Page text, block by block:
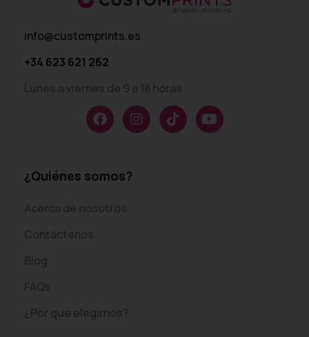
info@customprints.es
+34 623 621 262
Lunes a viernes de 9 a 18 horas
¿Quiénes somos?
Acerca de nosotros
Contáctenos
Blog
FAQs
¿Por qué elegirnos?